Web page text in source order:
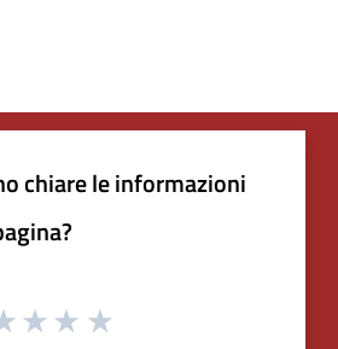
chiare le informazioni